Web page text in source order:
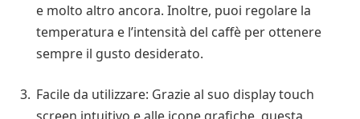
e molto altro ancora. Inoltre, puoi regolare la
temperatura e l’intensità del caffè per ottenere
sempre il gusto desiderato.
Facile da utilizzare: Grazie al suo display touch